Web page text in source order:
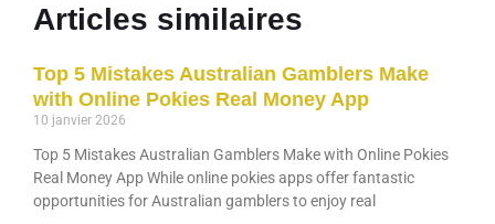
Articles similaires
Top 5 Mistakes Australian Gamblers Make
with Online Pokies Real Money App
10 janvier 2026
Top 5 Mistakes Australian Gamblers Make with Online Pokies
Real Money App While online pokies apps offer fantastic
opportunities for Australian gamblers to enjoy real